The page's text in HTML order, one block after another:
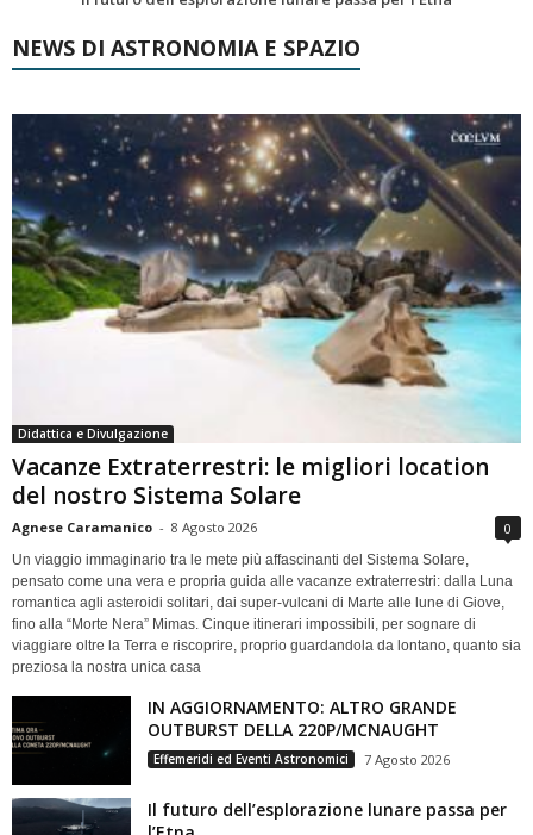
NEWS DI ASTRONOMIA E SPAZIO
Didattica e Divulgazione
Vacanze Extraterrestri: le migliori location
del nostro Sistema Solare
Agnese Caramanico - 8 Agosto 2026 0
Un viaggio immaginario tra le mete più affascinanti del Sistema Solare,
pensato come una vera e propria guida alle vacanze extraterrestri: dalla Luna
romantica agli asteroidi solitari, dai super-vulcani di Marte alle lune di Giove,
fino alla “Morte Nera” Mimas. Cinque itinerari impossibili, per sognare di
viaggiare oltre la Terra e riscoprire, proprio guardandola da lontano, quanto sia
preziosa la nostra unica casa
IN AGGIORNAMENTO: ALTRO GRANDE
OUTBURST DELLA 220P/MCNAUGHT
Effemeridi ed Eventi Astronomici 7 Agosto 2026
Il futuro dell’esplorazione lunare passa per